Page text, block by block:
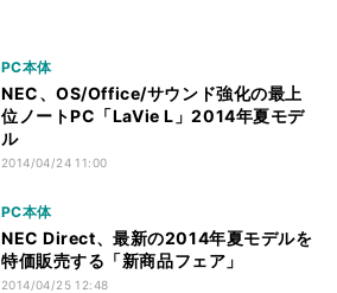
PC本体
NEC、OS/Office/サウンド強化の最上
位ノートPC「LaVie L」2014年夏モデ
ル
2014/04/24 11:00
PC本体
NEC Direct、最新の2014年夏モデルを
特価販売する「新商品フェア」
2014/04/25 12:48